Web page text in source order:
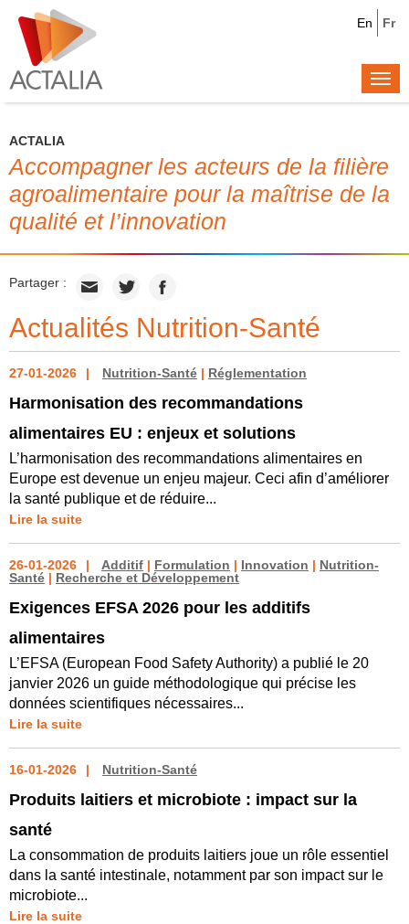
Fr
En
ACTALIA
Accompagner les acteurs de la filière
agroalimentaire pour la maîtrise de la
qualité et l’innovation
Partager :
Actualités Nutrition-Santé
27-01-2026 Nutrition-Santé | Réglementation
Harmonisation des recommandations
alimentaires EU : enjeux et solutions
L’harmonisation des recommandations alimentaires en
Europe est devenue un enjeu majeur. Ceci afin d’améliorer
la santé publique et de réduire...
Lire la suite
26-01-2026 Additif | Formulation | Innovation | Nutrition-
Santé | Recherche et Développement
Exigences EFSA 2026 pour les additifs
alimentaires
L’EFSA (European Food Safety Authority) a publié le 20
janvier 2026 un guide méthodologique qui précise les
données scientifiques nécessaires...
Lire la suite
16-01-2026 Nutrition-Santé
Produits laitiers et microbiote : impact sur la
santé
La consommation de produits laitiers joue un rôle essentiel
dans la santé intestinale, notamment par son impact sur le
microbiote...
Lire la suite